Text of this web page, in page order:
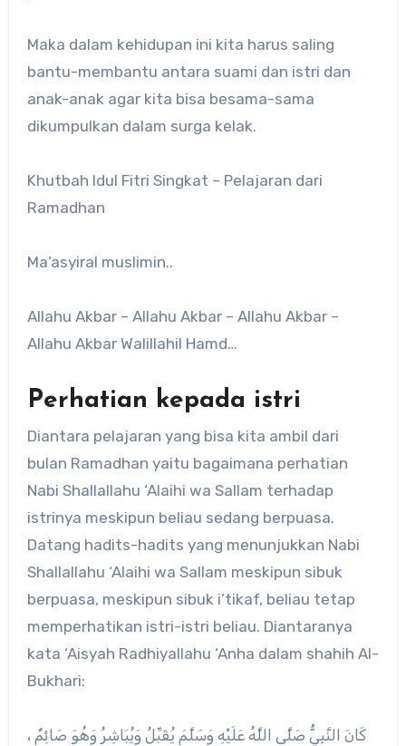
Maka dalam kehidupan ini kita harus saling
bantu-membantu antara suami dan istri dan
anak-anak agar kita bisa besama-sama
dikumpulkan dalam surga kelak.
Khutbah Idul Fitri Singkat – Pelajaran dari
Ramadhan
Ma’asyiral muslimin..
Allahu Akbar – Allahu Akbar – Allahu Akbar –
Allahu Akbar Walillahil Hamd…
Perhatian kepada istri
Diantara pelajaran yang bisa kita ambil dari
bulan Ramadhan yaitu bagaimana perhatian
Nabi Shallallahu ‘Alaihi wa Sallam terhadap
istrinya meskipun beliau sedang berpuasa.
Datang hadits-hadits yang menunjukkan Nabi
Shallallahu ‘Alaihi wa Sallam meskipun sibuk
berpuasa, meskipun sibuk i’tikaf, beliau tetap
memperhatikan istri-istri beliau. Diantaranya
kata ‘Aisyah Radhiyallahu ‘Anha dalam shahih Al-
Bukhari:
كَانَ النَّبِيُّ صَلَّى اللَّهُ عَلَيْهِ وَسَلَّمَ يُقَبِّلُ وَيُبَاشِرُ وَهُوَ صَائِمٌ ،